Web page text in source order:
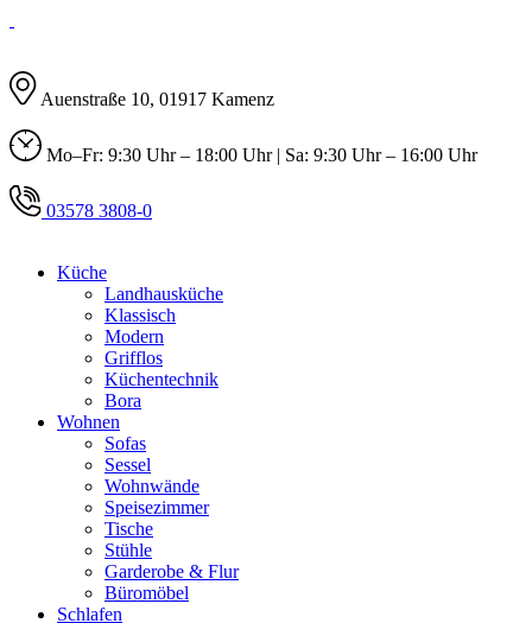
Auenstraße 10, 01917 Kamenz
Mo–Fr: 9:30 Uhr – 18:00 Uhr | Sa: 9:30 Uhr – 16:00 Uhr
03578 3808-0
Küche
Landhausküche
Klassisch
Modern
Grifflos
Küchentechnik
Bora
Wohnen
Sofas
Sessel
Wohnwände
Speisezimmer
Tische
Stühle
Garderobe & Flur
Büromöbel
Schlafen